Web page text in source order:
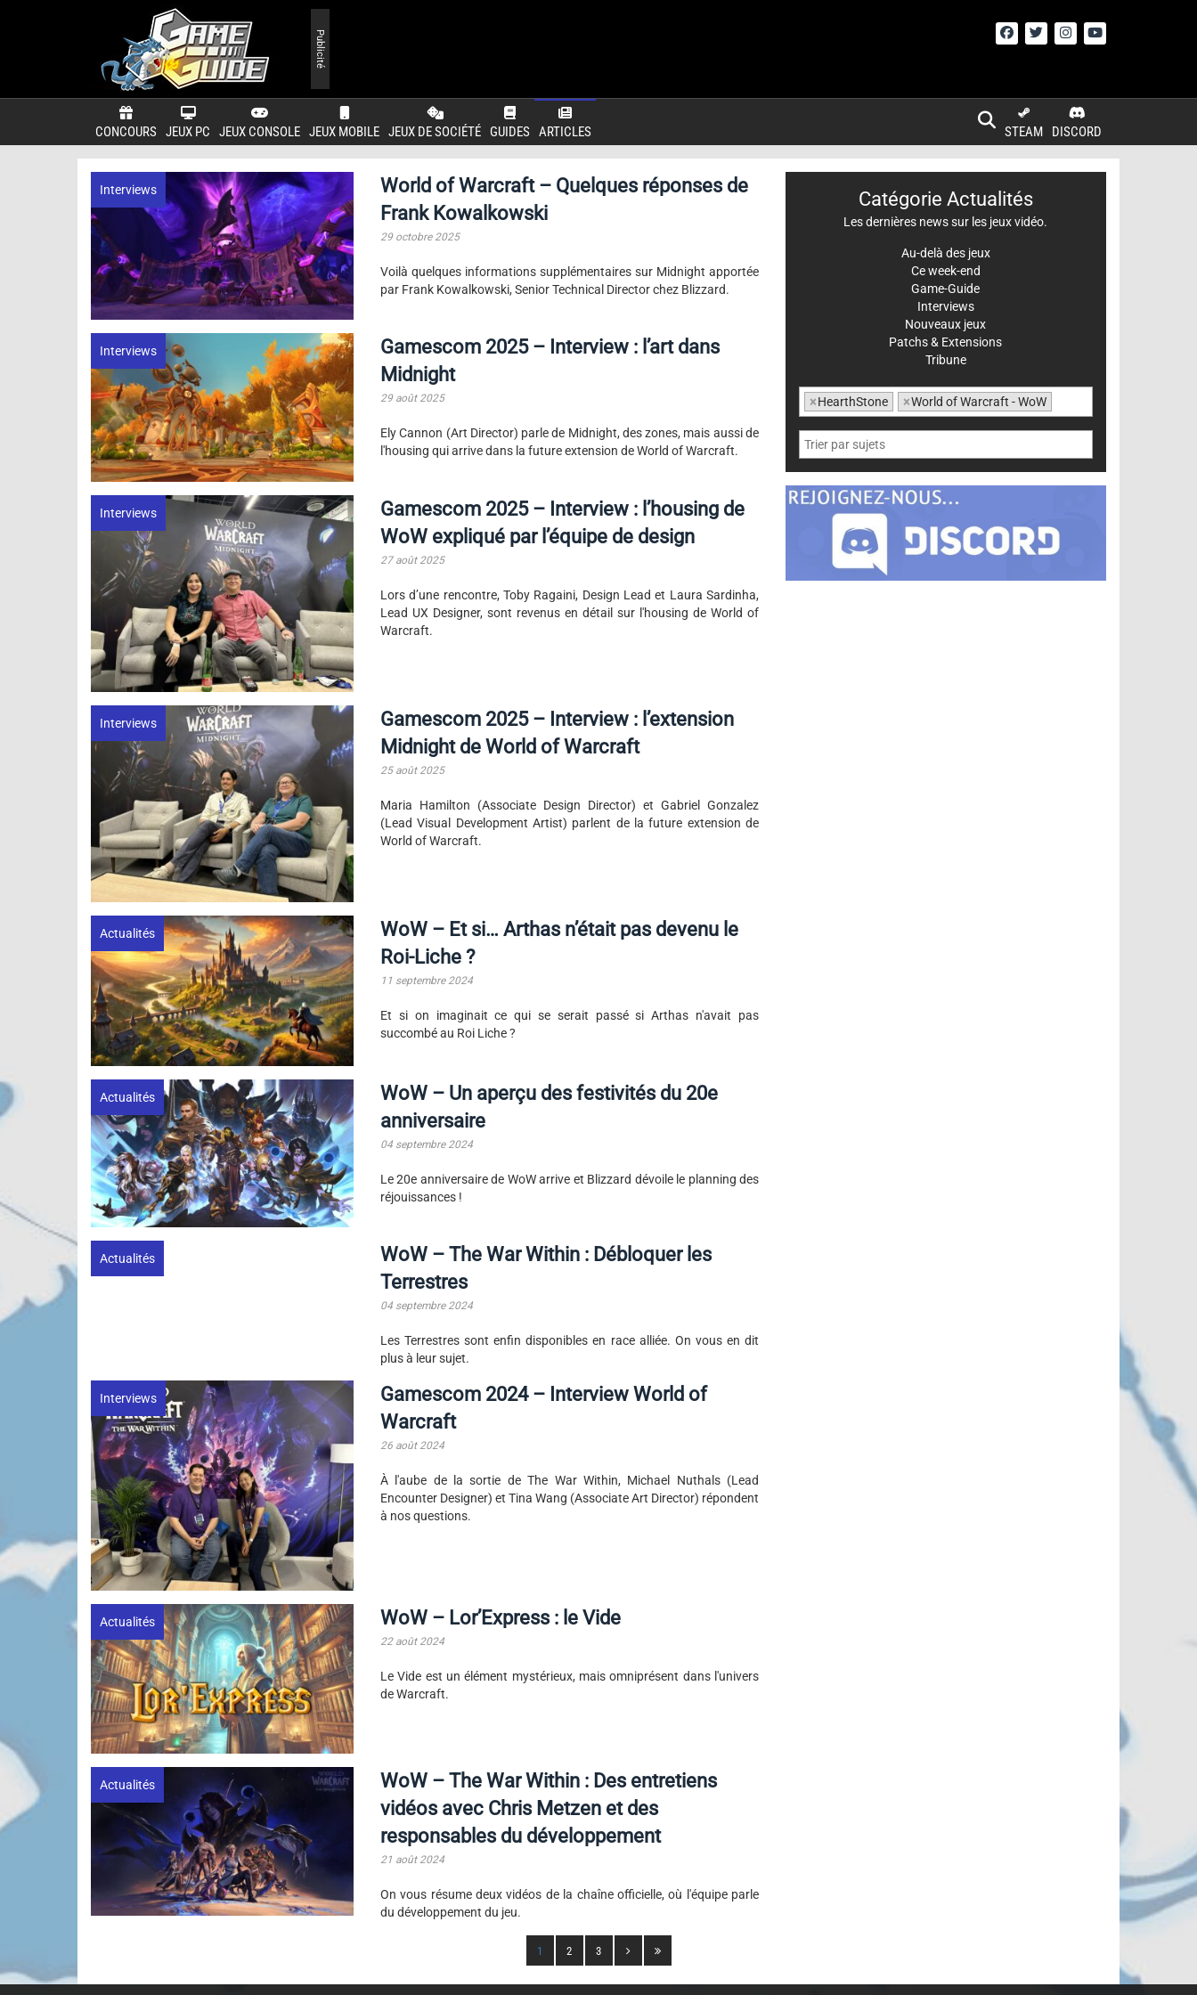
CONCOURS JEUX PC JEUX CONSOLE JEUX MOBILE JEUX DE SOCIÉTÉ GUIDES ARTICLES DISCORD
STEAM
Publicité
Interviews
World of Warcraft – Quelques réponses de
Frank Kowalkowski
29 octobre 2025
Voilà quelques informations supplémentaires sur Midnight apportée
par Frank Kowalkowski, Senior Technical Director chez Blizzard.
Interviews
Gamescom 2025 – Interview : l’art dans
Midnight
29 août 2025
Ely Cannon (Art Director) parle de Midnight, des zones, mais aussi de
l'housing qui arrive dans la future extension de World of Warcraft.
Interviews
Gamescom 2025 – Interview : l’housing de
WoW expliqué par l’équipe de design
27 août 2025
Lors d’une rencontre, Toby Ragaini, Design Lead et Laura Sardinha,
Lead UX Designer, sont revenus en détail sur l'housing de World of
Warcraft.
Interviews
Gamescom 2025 – Interview : l’extension
Midnight de World of Warcraft
25 août 2025
Maria Hamilton (Associate Design Director) et Gabriel Gonzalez
(Lead Visual Development Artist) parlent de la future extension de
World of Warcraft.
Actualités
WoW – Et si… Arthas n’était pas devenu le
Roi-Liche ?
11 septembre 2024
Et si on imaginait ce qui se serait passé si Arthas n'avait pas
succombé au Roi Liche ?
Actualités
WoW – Un aperçu des festivités du 20e
anniversaire
04 septembre 2024
Le 20e anniversaire de WoW arrive et Blizzard dévoile le planning des
réjouissances !
Actualités
WoW – The War Within : Débloquer les
Terrestres
04 septembre 2024
Les Terrestres sont enfin disponibles en race alliée. On vous en dit
plus à leur sujet.
Interviews
Gamescom 2024 – Interview World of
Warcraft
26 août 2024
À l'aube de la sortie de The War Within, Michael Nuthals (Lead
Encounter Designer) et Tina Wang (Associate Art Director) répondent
à nos questions.
Actualités WoW – Lor’Express : le Vide
22 août 2024
Le Vide est un élément mystérieux, mais omniprésent dans l'univers
de Warcraft.
Actualités
WoW – The War Within : Des entretiens
vidéos avec Chris Metzen et des
responsables du développement
21 août 2024
On vous résume deux vidéos de la chaîne officielle, où l'équipe parle
du développement du jeu.
Catégorie Actualités
Les dernières news sur les jeux vidéo.
Au-delà des jeux
Ce week-end
Game-Guide
Interviews
Nouveaux jeux
Patchs & Extensions
Tribune
×HearthStone ×World of Warcraft - WoW
1 2 3